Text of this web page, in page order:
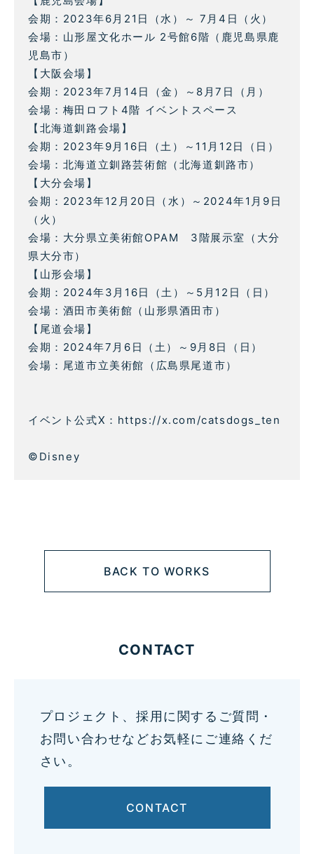
会期：2023年6月21日（水）～ 7月4日（火）
会場：山形屋文化ホール 2号館6階（鹿児島県鹿
児島市）
【大阪会場】
会期：2023年7月14日（金）～8月7日（月）
会場：梅田ロフト4階 イベントスペース
【北海道釧路会場】
会期：2023年9月16日（土）～11月12日（日）
会場：北海道立釧路芸術館（北海道釧路市）
【大分会場】
会期：2023年12月20日（水）～2024年1月9日
（火）
会場：大分県立美術館OPAM 3階展示室（大分
県大分市）
【山形会場】
会期：2024年3月16日（土）～5月12日（日）
会場：酒田市美術館（山形県酒田市）
【尾道会場】
会期：2024年7月6日（土）～9月8日（日）
会場：尾道市立美術館（広島県尾道市）
イベント公式X：https://x.com/catsdogs_ten
©Disney
BACK TO WORKS
CONTACT
プロジェクト、採用に関するご質問・
お問い合わせなどお気軽にご連絡くだ
さい。
CONTACT